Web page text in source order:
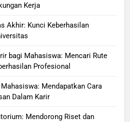
Kerja
Akhir: Kunci Keberhasilan
bagi Mahasiswa: Mencari Rute
Profesional
Mendapatkan Cara
Dalam Karir
Mendorong Riset dan